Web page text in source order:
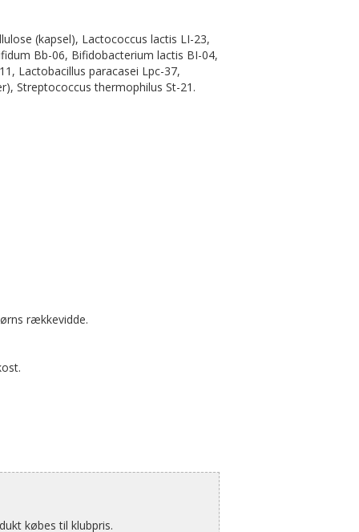
(kapsel), Lactococcus lactis LI-23,
Bb-06, Bifidobacterium lactis BI-04,
Lactobacillus paracasei Lpc-37,
Streptococcus thermophilus St-21.
rækkevidde.
købes til klubpris.